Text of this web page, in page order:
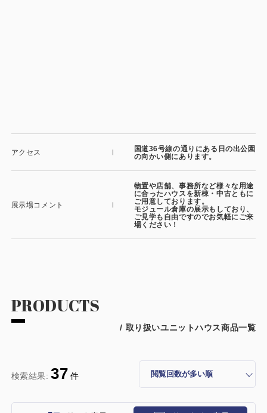
アクセス
国道36号線の通りにある日の出公園
の向かい側にあります。
展示場コメント
物置や店舗、事務所など様々な用途
に合ったハウスを新棟・中古ともに
ご用意しております。
モジュール倉庫の展示もしており、
ご見学も自由ですのでお気軽にご来
場ください！
PRODUCTS
/ 取り扱いユニットハウス商品一覧
検索結果: 37 件